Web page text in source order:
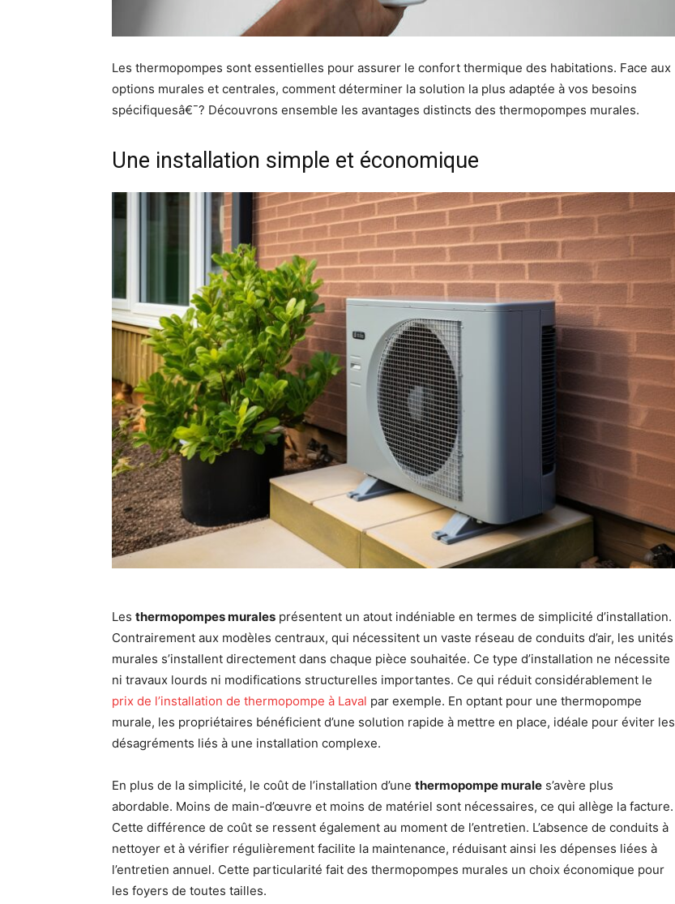
Les thermopompes sont essentielles pour assurer le confort thermique des habitations. Face aux
options murales et centrales, comment déterminer la solution la plus adaptée à vos besoins
spécifiquesâ€¯? Découvrons ensemble les avantages distincts des thermopompes murales.
Une installation simple et économique
Les thermopompes murales présentent un atout indéniable en termes de simplicité d’installation.
Contrairement aux modèles centraux, qui nécessitent un vaste réseau de conduits d’air, les unités
murales s’installent directement dans chaque pièce souhaitée. Ce type d’installation ne nécessite
ni travaux lourds ni modifications structurelles importantes. Ce qui réduit considérablement le
prix de l’installation de thermopompe à Laval par exemple. En optant pour une thermopompe
murale, les propriétaires bénéficient d’une solution rapide à mettre en place, idéale pour éviter les
désagréments liés à une installation complexe.
En plus de la simplicité, le coût de l’installation d’une thermopompe murale s’avère plus
abordable. Moins de main-d’œuvre et moins de matériel sont nécessaires, ce qui allège la facture.
Cette différence de coût se ressent également au moment de l’entretien. L’absence de conduits à
nettoyer et à vérifier régulièrement facilite la maintenance, réduisant ainsi les dépenses liées à
l’entretien annuel. Cette particularité fait des thermopompes murales un choix économique pour
les foyers de toutes tailles.